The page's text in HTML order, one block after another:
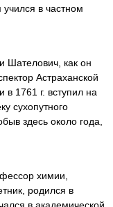
в частном
Шателович, как он
Астраханской
в 1761 г. вступил на
сухопутного
здесь около года,
химии,
родился в